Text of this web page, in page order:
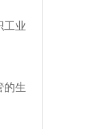
工业
的生